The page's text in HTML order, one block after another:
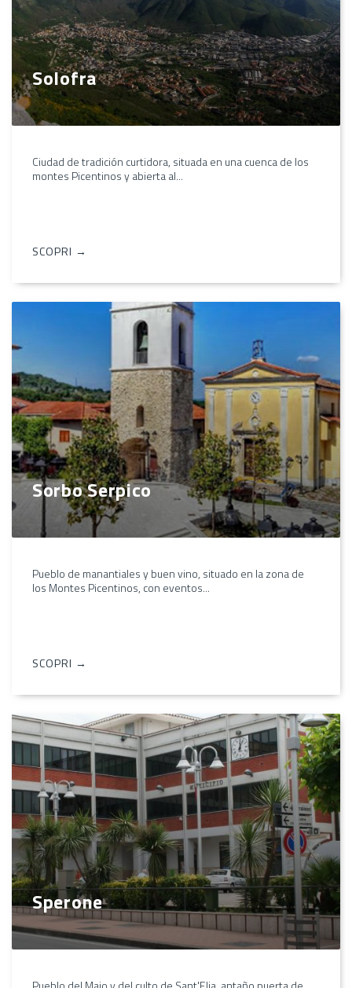
Solofra
Ciudad de tradición curtidora, situada en una cuenca de los
montes Picentinos y abierta al...
SCOPRI →
Sorbo Serpico
Pueblo de manantiales y buen vino, situado en la zona de
los Montes Picentinos, con eventos...
SCOPRI →
Sperone